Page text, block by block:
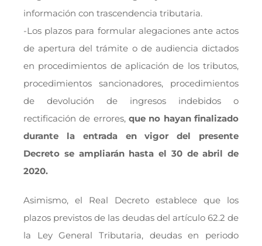
información con trascendencia tributaria.
-Los plazos para formular alegaciones ante actos
de apertura del trámite o de audiencia dictados
en procedimientos de aplicación de los tributos,
procedimientos sancionadores, procedimientos
de devolución de ingresos indebidos o
rectificación de errores, que no hayan finalizado
durante la entrada en vigor del presente
Decreto se ampliarán hasta el 30 de abril de
2020.
Asimismo, el Real Decreto establece que los
plazos previstos de las deudas del artículo 62.2 de
la Ley General Tributaria, deudas en periodo